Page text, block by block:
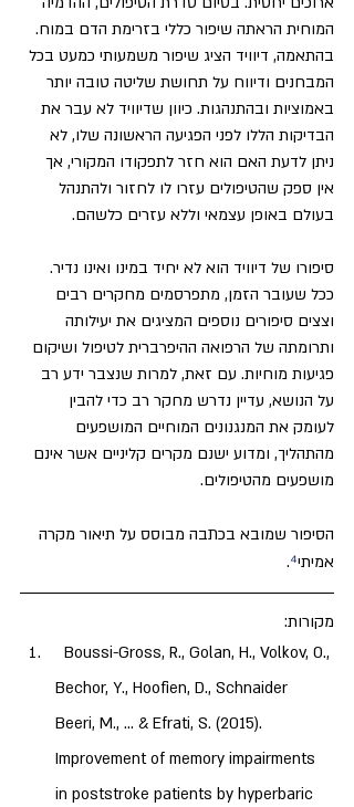
המוחית הראתה שיפור כללי בזרימת הדם במוח.
בהתאמה, דיוויד הציג שיפור משמעותי כמעט בכל
המבחנים ודיווח על תחושת שליטה טובה יותר
באמוציות ובהתנהגות. כיוון שדיוויד לא עבר את
הבדיקות הללו לפני הפגיעה הראשונה שלו, לא
ניתן לדעת האם הוא חזר לתפקודו המקורי, אך
אין ספק שהטיפולים עזרו לו לחזור ולהתנהל
בעולם באופן עצמאי וללא עזרים כלשהם.
סיפורו של דיוויד הוא לא יחיד במינו ואינו נדיר.
ככל שעובר הזמן, מתפרסמים מחקרים רבים
וצצים סיפורים נוספים המציגים את יעילותה
ותרומתה של הרפואה ההיפרברית לטיפול ושיקום
פגיעות מוחיות. עם זאת, למרות שנצבר ידע רב
על הנושא, עדיין נדרש מחקר רב כדי להבין
לעומק את המנגנונים המוחיים המושפעים
מהתהליך, ומדוע ישנם מקרים קליניים אשר אינם
מושפעים מהטיפולים.
הסיפור שמובא בכתבה מבוסס על תיאור מקרה
אמיתי⁴
.
מקורות:
Boussi-Gross, R., Golan, H., Volkov, O.,
Bechor, Y., Hoofien, D., Schnaider
Beeri, M., ... & Efrati, S. (2015).
Improvement of memory impairments
in poststroke patients by hyperbaric